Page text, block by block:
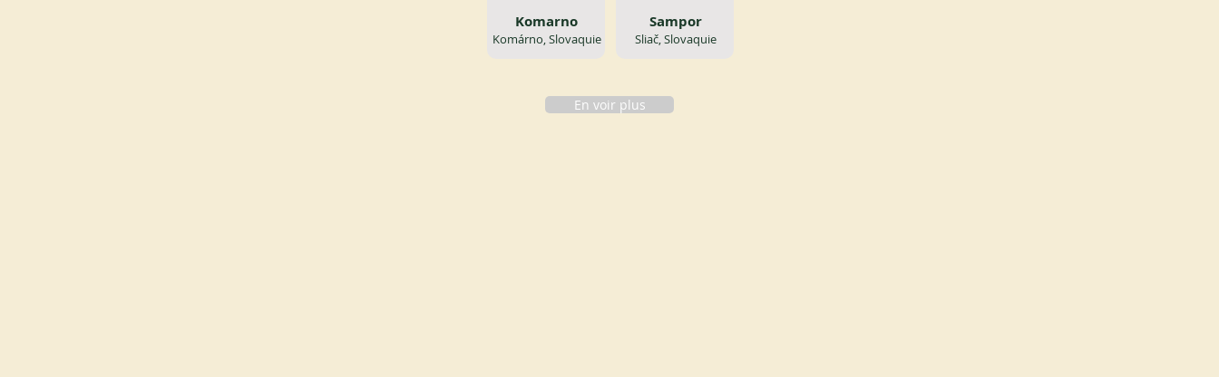
Komarno
Komárno, Slovaquie
Sampor
Sliač, Slovaquie
En voir plus